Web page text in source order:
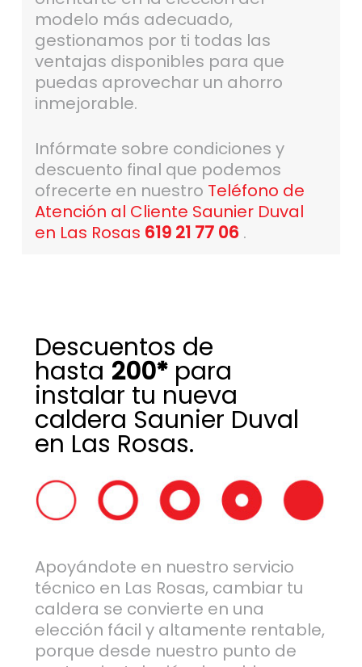
modelo más adecuado,
gestionamos por ti todas las
ventajas disponibles para que
puedas aprovechar un ahorro
inmejorable.
Infórmate sobre condiciones y
descuento final que podemos
ofrecerte en nuestro Teléfono de
Atención al Cliente Saunier Duval
en Las Rosas 619 21 77 06 .
Descuentos de
hasta 200*para
instalar tu nueva
caldera Saunier Duval
en Las Rosas.
Apoyándote en nuestro servicio
técnico en Las Rosas, cambiar tu
caldera se convierte en una
elección fácil y altamente rentable,
porque desde nuestro punto de